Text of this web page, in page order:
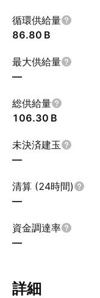
循環供給量
‪86.80 B‬
最大供給量
—
総供給量
‪106.30 B‬
未決済建玉
—
清算 (24時間)
—
資金調達率
—
詳細